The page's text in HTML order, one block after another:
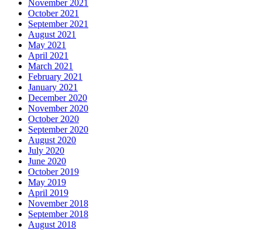
November 2021
October 2021
September 2021
August 2021
May 2021
April 2021
March 2021
February 2021
January 2021
December 2020
November 2020
October 2020
September 2020
August 2020
July 2020
June 2020
October 2019
May 2019
April 2019
November 2018
September 2018
August 2018